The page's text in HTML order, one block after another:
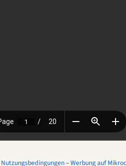
Nutzungsbedingungen–Werbung auf